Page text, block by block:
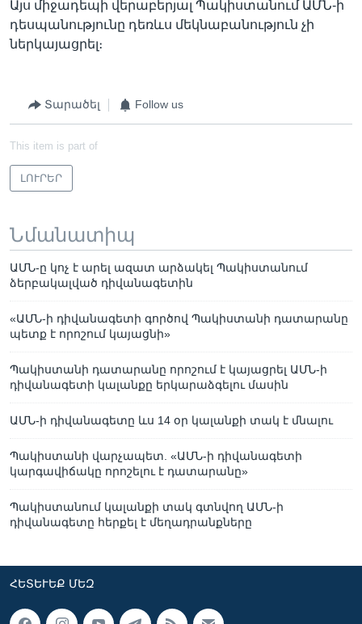
Այս միջադեպի վերաբերյալ Պակիստանում ԱՄՆ-ի
դեսպանությունը դեռևս մեկնաբանություն չի
ներկայացրել։
Տարածել Follow us
This item is part of
ԼՈՒՐԵՐ
Նմանատիպ
ԱՄՆ-ը կոչ է արել ազատ արձակել Պակիստանում
ձերբակալված դիվանագետին
«ԱՄՆ-ի դիվանագետի գործով Պակիստանի դատարանը
պետք է որոշում կայացնի»
Պակիստանի դատարանը որոշում է կայացրել ԱՄՆ-ի
դիվանագետի կալանքը երկարաձգելու մասին
ԱՄՆ-ի դիվանագետը ևս 14 օր կալանքի տակ է մնալու
Պակիստանի վարչապետ. «ԱՄՆ-ի դիվանագետի
կարգավիճակը որոշելու է դատարանը»
Պակիստանում կալանքի տակ գտնվող ԱՄՆ-ի
դիվանագետը հերքել է մեղադրանքները
ՀԵՏԵՒԵՔ ՄԵԶ